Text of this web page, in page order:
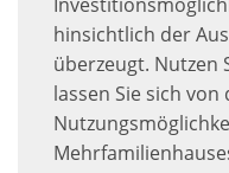
hinsichtlich der
überzeugt. Nutzen
lassen Sie sich